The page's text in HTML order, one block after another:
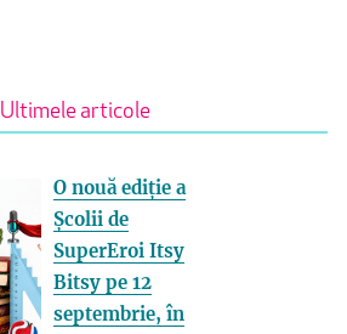
Ultimele articole
O nouă ediție a
Școlii de
SuperEroi Itsy
Bitsy pe 12
septembrie, în